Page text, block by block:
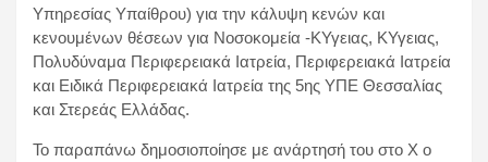
Υπηρεσίας Υπαίθρου) για την κάλυψη κενών και
κενουμένων θέσεων για Νοσοκομεία -ΚΥγειας, ΚΥγειας,
Πολυδύναμα Περιφερειακά Ιατρεία, Περιφερειακά Ιατρεία
και Ειδικά Περιφερειακά Ιατρεία της 5ης ΥΠΕ Θεσσαλίας
και Στερεάς Ελλάδας.
Το παραπάνω δημοσιοποίησε με ανάρτησή του στο Χ o